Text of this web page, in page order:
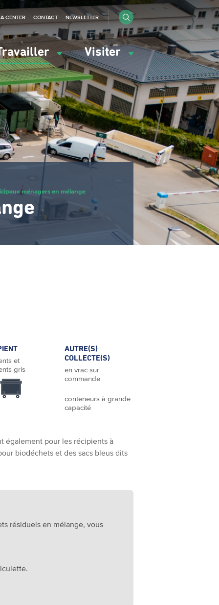
Visiter
CENTER CONTACT NEWSLETTER
ménagers en mélange
et
gris
AUTRE(S)
COLLECTE(S)
en vrac sur
commande
conteneurs à grande
capacité
également pour les récipients à
biodéchets et des sacs bleus dits
résiduels en mélange, vous